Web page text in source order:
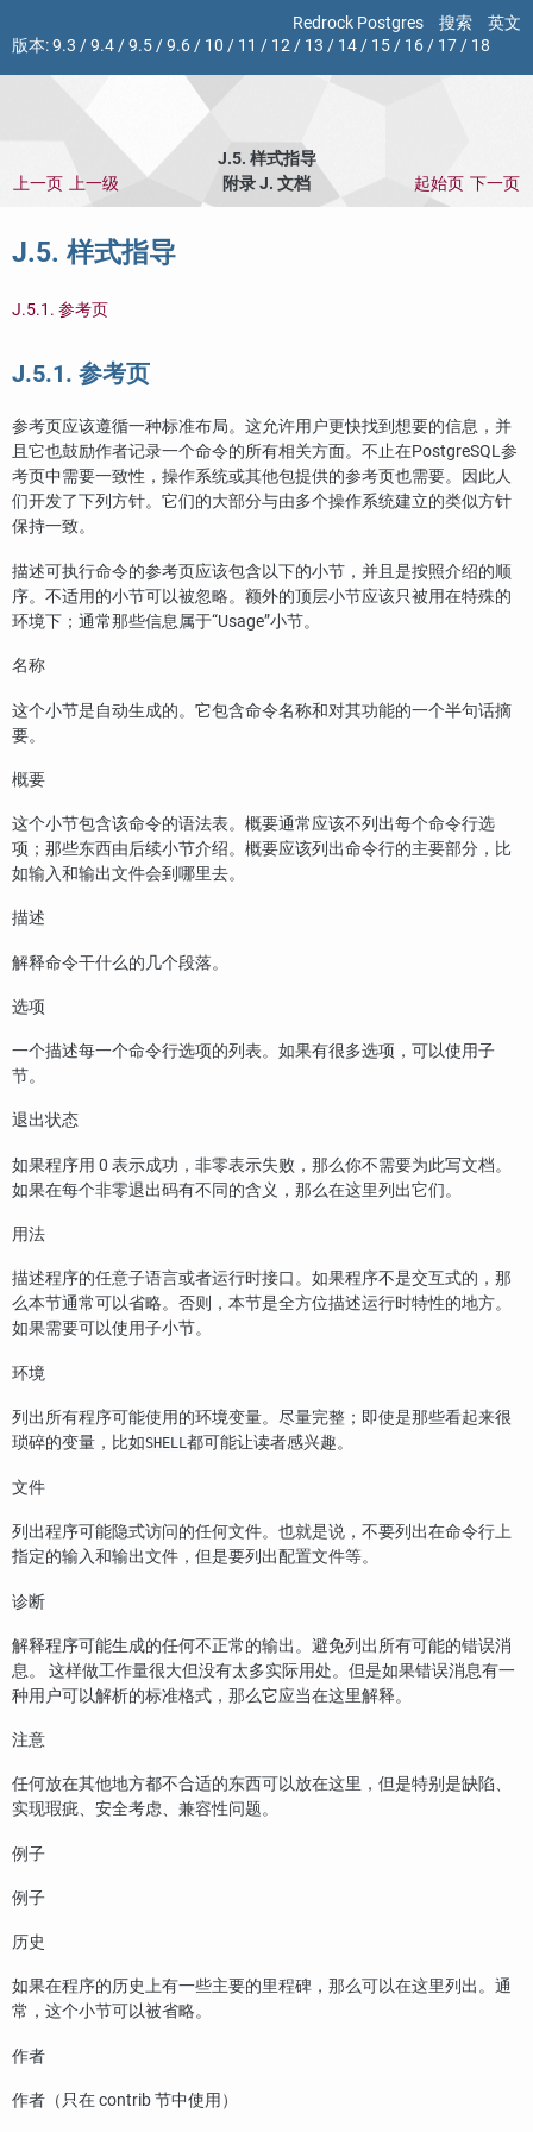
Redrock Postgres 搜索
英文
版本:9.3 /9.4/9.5/9.6/ 10 / 11 / 12/ 13 / 14/ 15/ 16/ 17/ 18
J.5. 样式指导
上一页 上一级 附录 J. 文档 起始页 下一页
J.5. 样式指导
J.5.1. 参考页
J.5.1. 参考页
参考页应该遵循一种标准布局。这允许用户更快找到想要的信息，并
且它也鼓励作者记录一个命令的所有相关方面。不止在PostgreSQL参
考页中需要一致性，操作系统或其他包提供的参考页也需要。因此人
们开发了下列方针。它们的大部分与由多个操作系统建立的类似方针
保持一致。
描述可执行命令的参考页应该包含以下的小节，并且是按照介绍的顺
序。不适用的小节可以被忽略。额外的顶层小节应该只被用在特殊的
环境下；通常那些信息属于“Usage”小节。
名称
这个小节是自动生成的。它包含命令名称和对其功能的一个半句话摘
要。
概要
这个小节包含该命令的语法表。概要通常应该不列出每个命令行选
项；那些东西由后续小节介绍。概要应该列出命令行的主要部分，比
如输入和输出文件会到哪里去。
描述
解释命令干什么的几个段落。
选项
一个描述每一个命令行选项的列表。如果有很多选项，可以使用子
节。
退出状态
如果程序用 0 表示成功，非零表示失败，那么你不需要为此写文档。
如果在每个非零退出码有不同的含义，那么在这里列出它们。
用法
描述程序的任意子语言或者运行时接口。如果程序不是交互式的，那
么本节通常可以省略。否则，本节是全方位描述运行时特性的地方。
如果需要可以使用子小节。
环境
列出所有程序可能使用的环境变量。尽量完整；即使是那些看起来很
琐碎的变量，比如SHELL都可能让读者感兴趣。
文件
列出程序可能隐式访问的任何文件。也就是说，不要列出在命令行上
指定的输入和输出文件，但是要列出配置文件等。
诊断
解释程序可能生成的任何不正常的输出。避免列出所有可能的错误消
息。 这样做工作量很大但没有太多实际用处。但是如果错误消息有一
种用户可以解析的标准格式，那么它应当在这里解释。
注意
任何放在其他地方都不合适的东西可以放在这里，但是特别是缺陷、
实现瑕疵、安全考虑、兼容性问题。
例子
例子
历史
如果在程序的历史上有一些主要的里程碑，那么可以在这里列出。通
常，这个小节可以被省略。
作者
作者（只在 contrib 节中使用）